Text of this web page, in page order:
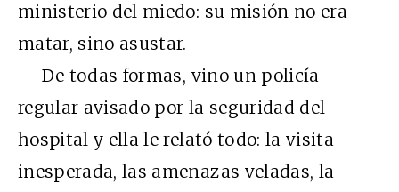
ministerio del miedo: su misión no era
matar, sino asustar.
De todas formas, vino un policía
regular avisado por la seguridad del
hospital y ella le relató todo: la visita
inesperada, las amenazas veladas, la